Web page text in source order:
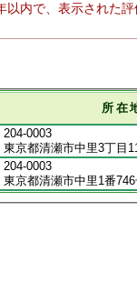
内で、表示された
所在
204-0003
東京都清瀬市中里3丁
204-0003
東京都清瀬市中里1番